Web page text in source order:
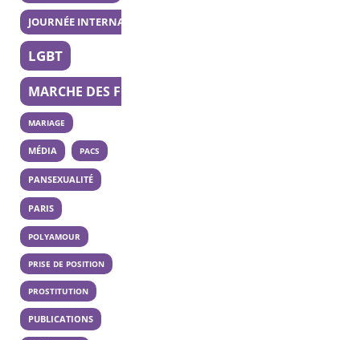
JOURNÉE INTERNATIONALE DE LA BISEXUALITÉ
LGBT
MARCHE DES FIERTÉS
MARIAGE
MÉDIA PACS
PANSEXUALITÉ
PARIS
POLYAMOUR
PRISE DE POSITION
PROSTITUTION
PUBLICATIONS